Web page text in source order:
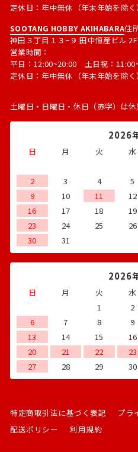
定休日：年中無休（年末年始を除く）
SOOTANG HOBBY AKIHABARA住
神田３丁目１３−９ 田中恒産ビル 2F
営業時間：
平日：12:00~20:00 土日祝：
定休日：年中無休（年末年始を除く）
土曜日・日曜日・休日（赤字）は休
2026
日 月 火 水
2
3 4 5
9
10 11 12
16
17 18 19
23
24 25 26
30
31
2026
日 月 火 水
1
2
6
7 8 9
13
14 15 16
20
21 22 23
27
28 29 30
特定商取引法に基づく表記
プラ
配送ポリシー
利用規約